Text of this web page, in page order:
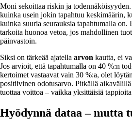
Moni sekoittaa riskin ja
kuinka usein jokin tapahtuu keskimäärin,
kuinka suuria seurauksia tapahtumalla on.
tarkoita huonoa vetoa, jos mahdollinen
päinvastoin.
Siksi on tärkeää ajatella arvon kautta, ei
Jos arvioit, että tapahtumalla on 40 %:n
kertoimet vastaavat vain 30 %:a, olet
positiivinen odotusarvo. Pitkällä
tuottaa voittoa – vaikka yksittäisiä
Hyödynnä dataa – mutta